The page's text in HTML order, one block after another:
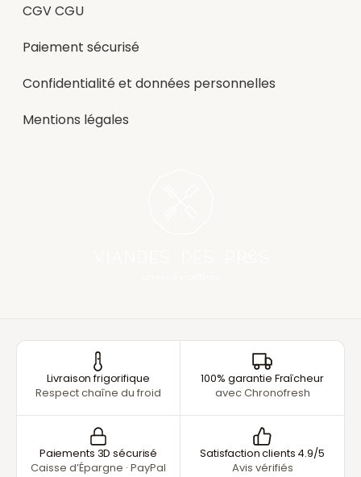
CGV CGU
Paiement sécurisé
Confidentialité et données personnelles
Mentions légales
Livraison frigorifique
Respect chaîne du froid
100% garantie Fraîcheur
avec Chronofresh
Paiements 3D sécurisé
Caisse d’Épargne · PayPal
Satisfaction clients 4.9/5
Avis vérifiés